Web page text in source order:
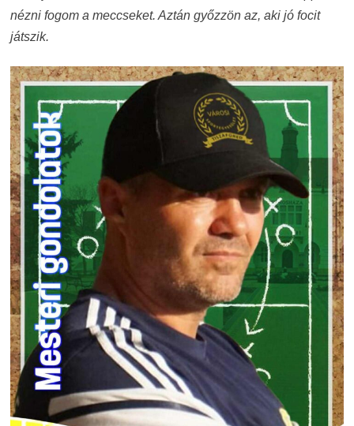
nézni fogom a meccseket. Aztán győzzön az, aki jó focit
játszik.